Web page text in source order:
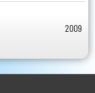
2009